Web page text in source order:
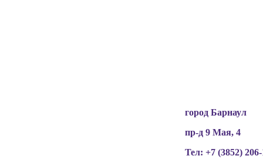
город Барнаул
пр-д 9 Мая, 4
Тел: +7 (3852)